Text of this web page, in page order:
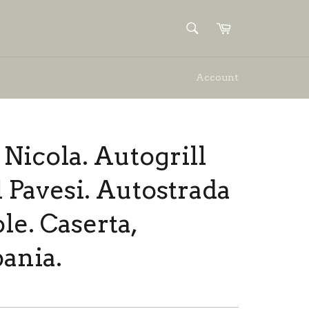
SUCHEN
Account
Nicola. Autogrill
Autostrada
Caserta,